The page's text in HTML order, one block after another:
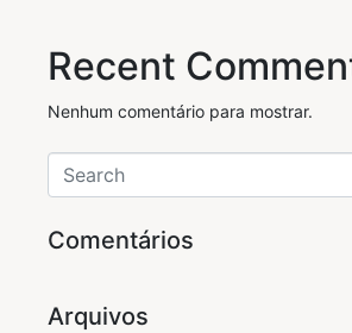
Recent
Nenhum comentário para mostrar.
Comentários
Arquivos